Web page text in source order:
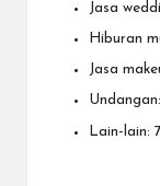
Jasa
Hiburan
Jasa
Lain-lain: